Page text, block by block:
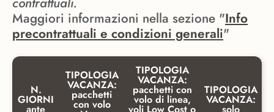
Maggiori informazioni nella sezione "Info
precontrattuali e condizioni generali"
N.
GIORNI
TIPOLOGIA
VACANZA:
pacchetti
con volo
TIPOLOGIA
VACANZA:
pacchetti con
volo di linea,
TIPOLOGIA
VACANZA: